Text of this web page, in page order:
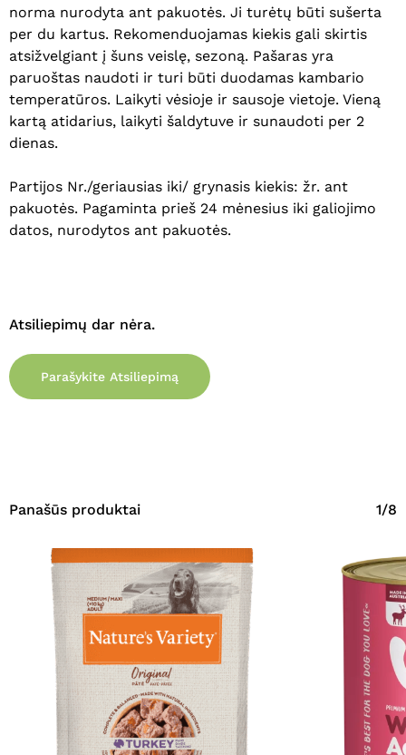
norma nurodyta ant pakuotės. Ji turėtų būti sušerta
per du kartus. Rekomenduojamas kiekis gali skirtis
atsižvelgiant į šuns veislę, sezoną. Pašaras yra
paruoštas naudoti ir turi būti duodamas kambario
temperatūros. Laikyti vėsioje ir sausoje vietoje. Vieną
kartą atidarius, laikyti šaldytuve ir sunaudoti per 2
dienas.
Partijos Nr./geriausias iki/ grynasis kiekis: žr. ant
pakuotės. Pagaminta prieš 24 mėnesius iki galiojimo
datos, nurodytos ant pakuotės.
Atsiliepimų dar nėra.
Parašykite Atsiliepimą
Panašūs produktai 1/8